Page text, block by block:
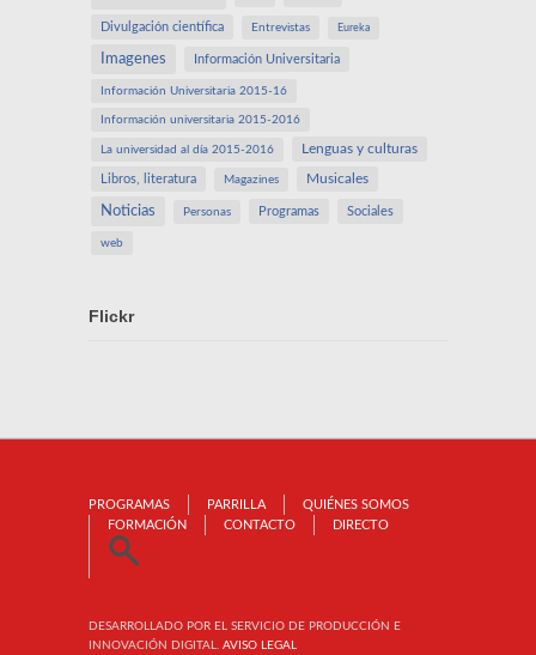
Divulgación científica Entrevistas Eureka
Imagenes Información Universitaria
Información Universitaria 2015-16
Información universitaria 2015-2016
La universidad al día 2015-2016 Lenguas y culturas
Libros, literatura Magazines Musicales
Noticias Personas Programas Sociales
web
Flickr
PROGRAMAS PARRILLA
QUIÉNES SOMOS
FORMACIÓN
CONTACTO DIRECTO
DESARROLLADO POR EL SERVICIO DE PRODUCCIÓN E
INNOVACIÓN DIGITAL. AVISO LEGAL